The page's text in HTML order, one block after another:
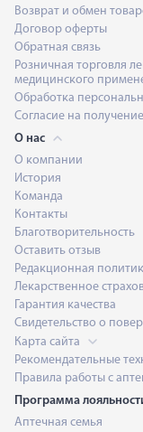
Возврат и обмен
Договор оферты
Обратная связь
Розничная торговля
медицинского
Обработка
Согласие на
О нас
О компании
История
Команда
Контакты
Благотворительность
Оставить отзыв
Редакционная
Лекарственное
Гарантия качества
Свидетельство о
Карта сайта
Рекомендательные
Правила работы с
Программа
Аптечная семья